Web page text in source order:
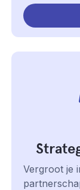
Vergroot je